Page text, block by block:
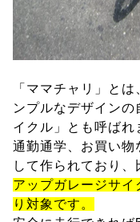
「ママチャリ」と
ンプルなデザイン
イクル」とも呼ばれ
通勤通学、お買い物
して作られており、
アップガレージサイ
り対象です。